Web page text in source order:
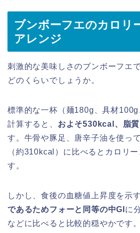
ブンボーフエのカロリ
アレンジ
刺激的な美味しさのブンボーフエ
どのくらいでしょうか。
標準的な一杯（麺180g、具材
計算すると、 およそ530kcal、脂
す。牛骨や豚足、唐辛子油を使っ
（約310kcal）に比べるとカロリ
す。
しかし、食後の血糖値上昇度を示す
であるためフォーと同等の中GI に
などに比べると比較的穏やかです。